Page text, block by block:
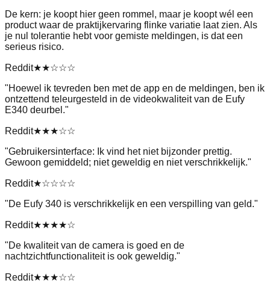
De kern: je koopt hier geen rommel, maar je koopt wél een
product waar de praktijkervaring flinke variatie laat zien. Als
je nul tolerantie hebt voor gemiste meldingen, is dat een
serieus risico.
Reddit★★☆☆☆
"Hoewel ik tevreden ben met de app en de meldingen, ben ik
ontzettend teleurgesteld in de videokwaliteit van de Eufy
E340 deurbel."
Reddit★★★☆☆
"Gebruikersinterface: Ik vind het niet bijzonder prettig.
Gewoon gemiddeld; niet geweldig en niet verschrikkelijk."
Reddit★☆☆☆☆
"De Eufy 340 is verschrikkelijk en een verspilling van geld."
Reddit★★★★☆
"De kwaliteit van de camera is goed en de
nachtzichtfunctionaliteit is ook geweldig."
Reddit★★★☆☆